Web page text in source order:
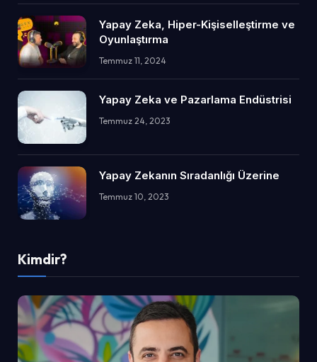
Yapay Zeka, Hiper-Kişiselleştirme ve
Oyunlaştırma
Temmuz 11, 2024
Yapay Zeka ve Pazarlama Endüstrisi
Temmuz 24, 2023
Yapay Zekanın Sıradanlığı Üzerine
Temmuz 10, 2023
Kimdir?